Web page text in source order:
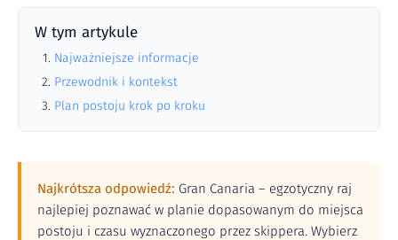
W tym artykule
Najważniejsze informacje
Przewodnik i kontekst
Plan postoju krok po kroku
Najkrótsza odpowiedź: Gran Canaria – egzotyczny raj
najlepiej poznawać w planie dopasowanym do miejsca
postoju i czasu wyznaczonego przez skippera. Wybierz